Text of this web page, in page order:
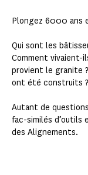
Plongez 6000 ans
Qui sont les
Comment vivaient-
provient le granite
ont été construits ?
Autant de
fac-similés d’outils
des Alignements.